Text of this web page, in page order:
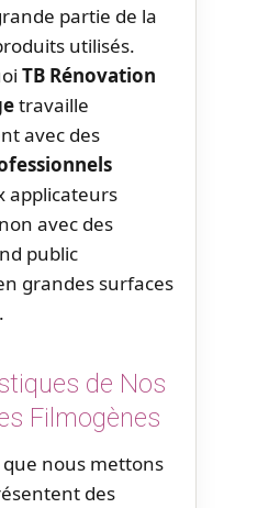
partie de la
utilisés.
TB Rénovation
travaille
avec des
applicateurs
avec des
public
grandes surfaces
de Nos
Filmogènes
nous mettons
des